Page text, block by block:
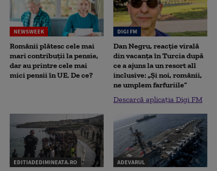
NEWSWEEK
Românii plătesc cele mai
mari contribuții la pensie,
dar au printre cele mai
mici pensii în UE. De ce?
DIGI FM
Dan Negru, reacție virală
din vacanța în Turcia după
ce a ajuns la un resort all
inclusive: „Și noi, românii,
ne umplem farfuriile”
Descarcă aplicația Digi FM
EDITIADEDIMINEATA.RO ADEVARUL